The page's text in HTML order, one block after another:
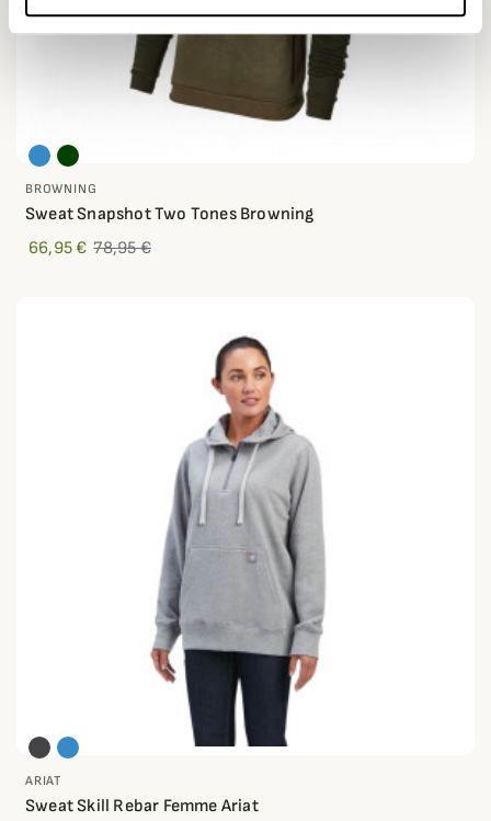
BROWNING
Sweat Snapshot Two Tones Browning
66,95 € 78,95 €
ARIAT
Sweat Skill Rebar Femme Ariat